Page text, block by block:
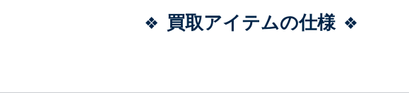
買取アイテムの仕様